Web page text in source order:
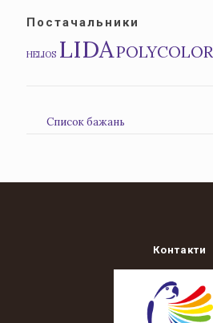
Постачальники
HELIOS LIDAPOLYCOLOR
Список бажань
Контакти